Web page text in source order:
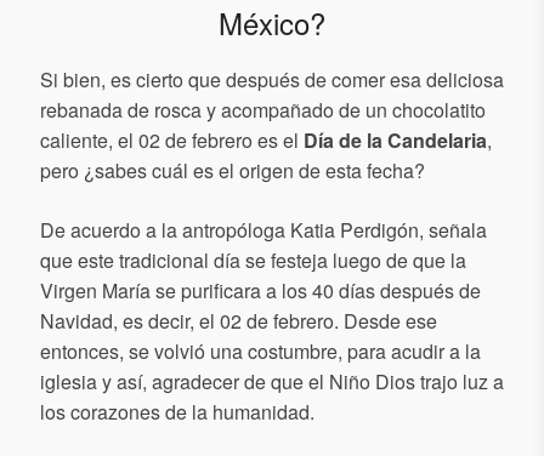
México?
Si bien, es cierto que después de comer esa deliciosa
rebanada de rosca y acompañado de un chocolatito
caliente, el 02 de febrero es el Día de la Candelaria,
pero ¿sabes cuál es el origen de esta fecha?
De acuerdo a la antropóloga Katia Perdigón, señala
que este tradicional día se festeja luego de que la
Virgen María se purificara a los 40 días después de
Navidad, es decir, el 02 de febrero. Desde ese
entonces, se volvió una costumbre, para acudir a la
iglesia y así, agradecer de que el Niño Dios trajo luz a
los corazones de la humanidad.